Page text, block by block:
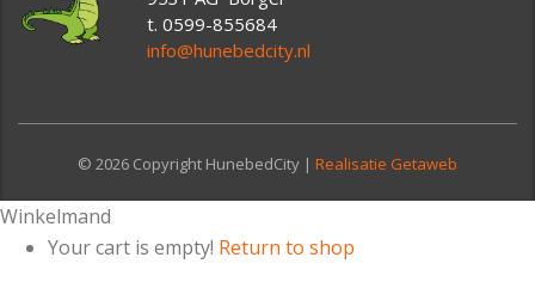
t. 0599-855684
info@hunebedcity.nl
© 2026 Copyright HunebedCity | Realisatie Getaweb
Winkelmand
Your cart is empty! Return to shop